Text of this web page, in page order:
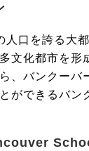
口を誇る大
文化都市を
、バンクー
ができるバン